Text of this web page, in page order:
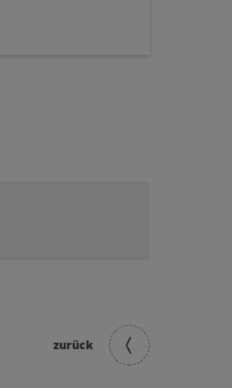
zurück